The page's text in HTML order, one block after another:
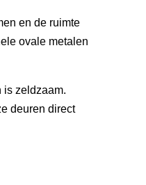
en de ruimte
ovale metalen
is zeldzaam.
deuren direct